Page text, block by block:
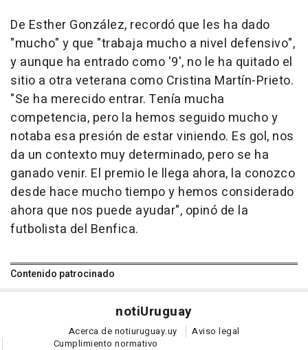
De Esther González, recordó que les ha dado
"mucho" y que "trabaja mucho a nivel defensivo",
y aunque ha entrado como '9', no le ha quitado el
sitio a otra veterana como Cristina Martín-Prieto.
"Se ha merecido entrar. Tenía mucha
competencia, pero la hemos seguido mucho y
notaba esa presión de estar viniendo. Es gol, nos
da un contexto muy determinado, pero se ha
ganado venir. El premio le llega ahora, la conozco
desde hace mucho tiempo y hemos considerado
ahora que nos puede ayudar", opinó de la
futbolista del Benfica.
Contenido patrocinado
notiUruguay
Acerca de notiuruguay.uy
Aviso legal
Cumplimiento normativo